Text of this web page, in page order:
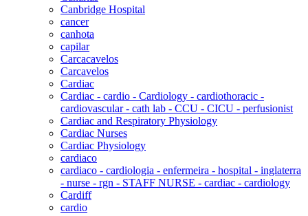
Canbridge Hospital
cancer
canhota
capilar
Carcacavelos
Carcavelos
Cardiac
Cardiac - cardio - Cardiology - cardiothoracic -
cardiovascular - cath lab - CCU - CICU - perfusionist
Cardiac and Respiratory Physiology
Cardiac Nurses
Cardiac Physiology
cardiaco
cardiaco - cardiologia - enfermeira - hospital - inglaterra
- nurse - rgn - STAFF NURSE - cardiac - cardiology
Cardiff
cardio